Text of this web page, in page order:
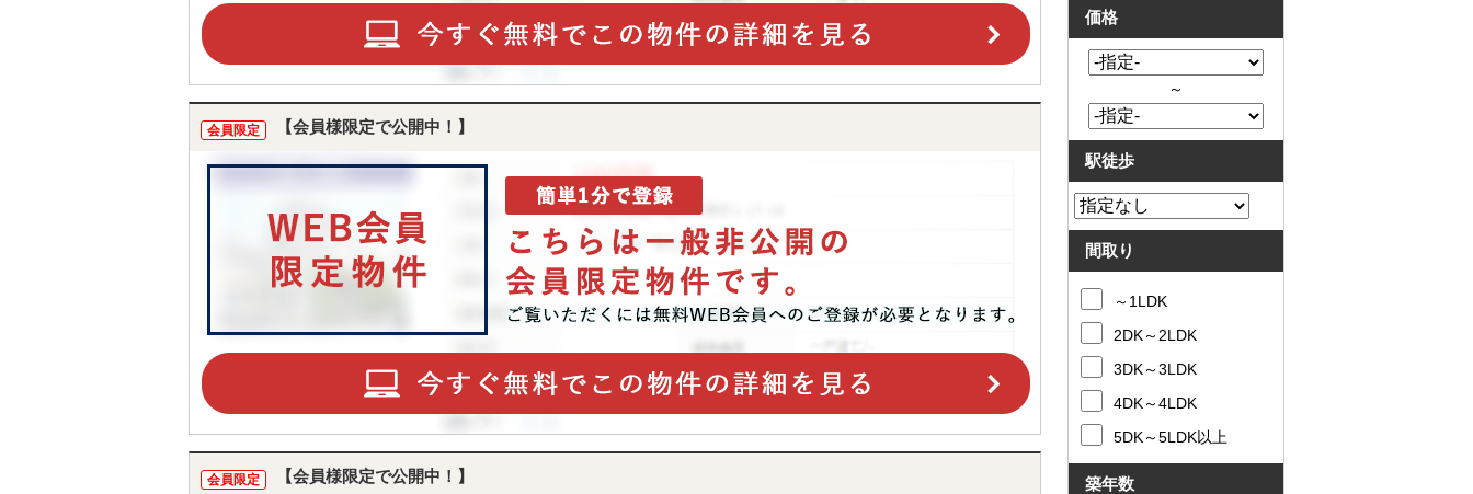
会員限定 【会員様限定で公開中！】
会員限定 【会員様限定で公開中！】
価格
～
駅徒歩
間取り
～1LDK
2DK～2LDK
3DK～3LDK
4DK～4LDK
5DK～5LDK以上
築年数